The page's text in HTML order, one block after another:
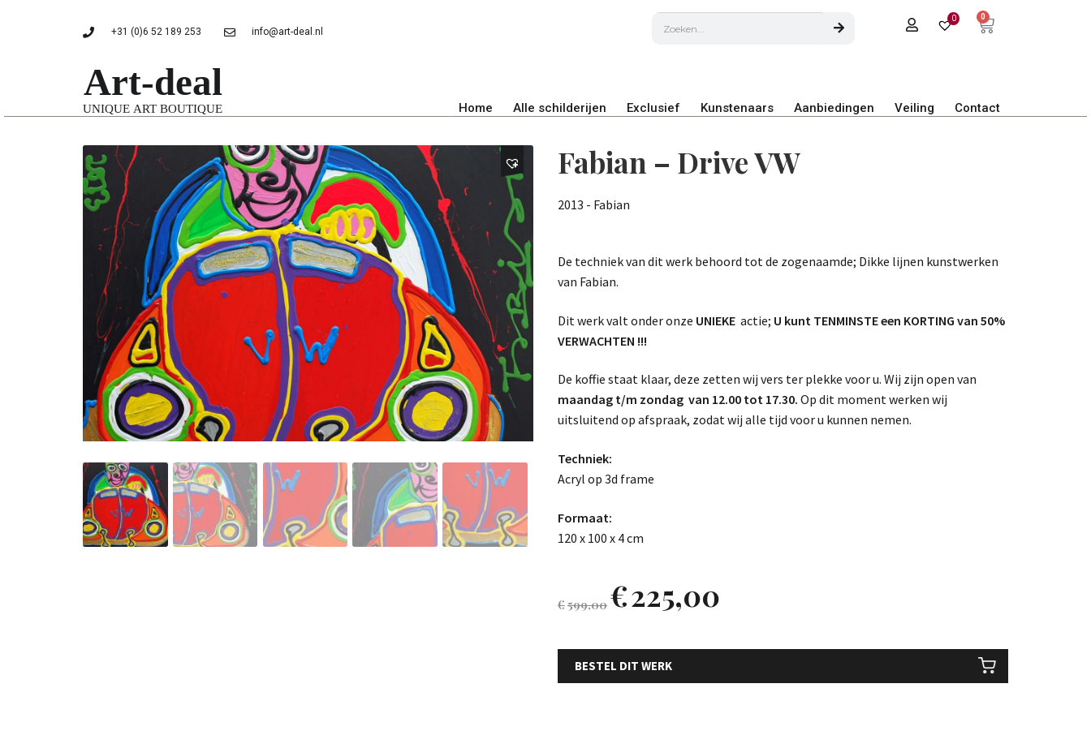
+31 (0)6 52 189 253 info@art-deal.nl
0 0
Home Alle schilderijen Exclusief Kunstenaars Aanbiedingen Veiling Contact
Fabian – Drive VW
2013 - Fabian
De techniek van dit werk behoord tot de zogenaamde; Dikke lijnen kunstwerken
van Fabian.
Dit werk valt onder onze UNIEKEactie; U kunt TENMINSTE een KORTING van 50%
VERWACHTEN !!!
De koffie staat klaar, deze zetten wij vers ter plekke voor u. Wij zijn open van
maandag t/m zondag van 12.00 tot 17.30. Op dit moment werken wij
uitsluitend op afspraak, zodat wij alle tijd voor u kunnen nemen.
Techniek:
Acryl op 3d frame
Formaat:
120 x 100 x 4 cm
€599,00 €225,00
BESTEL DIT WERK